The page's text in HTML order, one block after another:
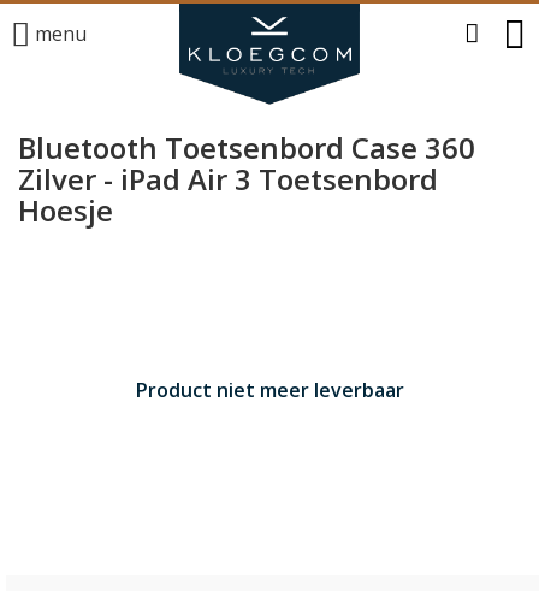
menu
Bluetooth Toetsenbord Case 360
Zilver - iPad Air 3 Toetsenbord
Hoesje
Product niet meer leverbaar